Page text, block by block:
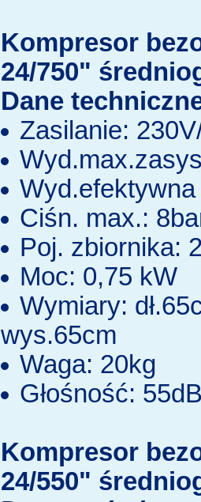
Kompresor
24/750"
Dane
Zasilanie:
Ciśn. max.:
Poj. zbiornika:
Moc: 0,75 kW
Wymiary:
wys.65cm
Waga: 20kg
Głośność:
Kompresor
24/550"